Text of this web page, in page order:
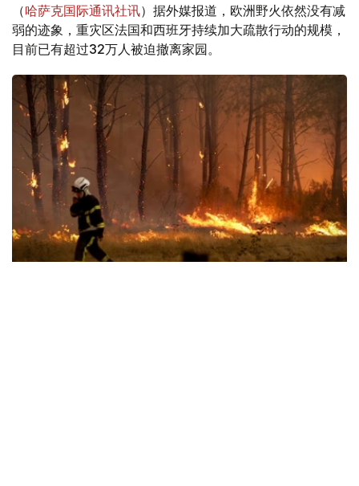
（哈萨克国际通讯社讯）据外媒报道，欧洲野火依然没有减
弱的迹象，重灾区法国和西班牙持续加大疏散行动的规模，
目前已有超过32万人被迫撤离家园。